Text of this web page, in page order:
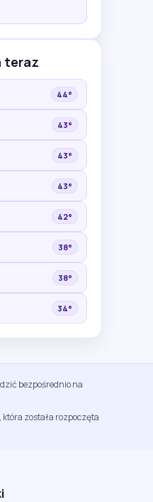
teraz
44°
43°
43°
43°
42°
38°
38°
34°
bezpośrednio na
została rozpoczęta